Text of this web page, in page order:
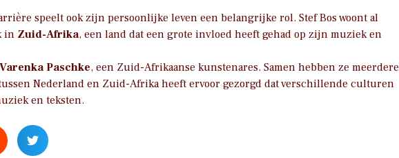
speelt ook zijn persoonlijke leven een belangrijke rol. Stef Bos woont al
in Zuid-Afrika, een land dat een grote invloed heeft gehad op zijn muziek en
Paschke, een Zuid-Afrikaanse kunstenares. Samen hebben ze meerdere
Nederland en Zuid-Afrika heeft ervoor gezorgd dat verschillende culturen
en teksten.